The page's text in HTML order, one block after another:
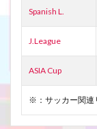
Spanish L.
J.League
ASIA Cup
※：サッカー関